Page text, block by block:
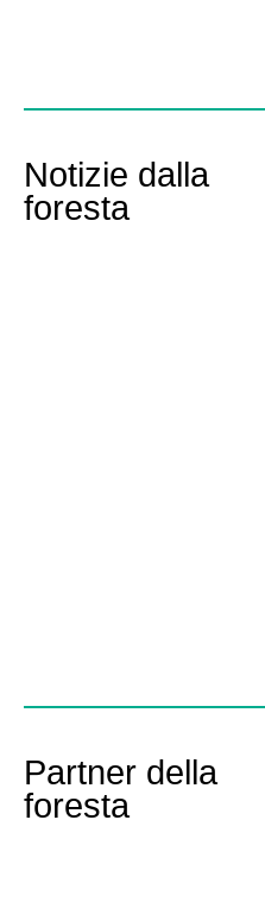
Notizie dalla
foresta
Partner della
foresta